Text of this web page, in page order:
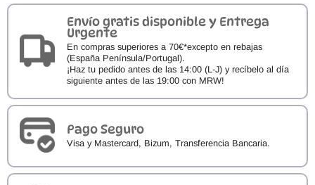
Envío gratis disponible y Entrega
Urgente
En compras superiores a 70€*excepto en rebajas
(España Península/Portugal).
¡Haz tu pedido antes de las 14:00 (L-J) y recíbelo al día
siguiente antes de las 19:00 con MRW!
Pago Seguro
Visa y Mastercard, Bizum, Transferencia Bancaria.